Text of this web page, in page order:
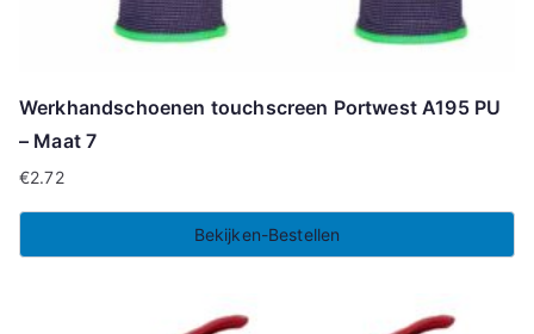
Werkhandschoenen touchscreen Portwest A195 PU
– Maat 7
€2.72
Bekijken-Bestellen